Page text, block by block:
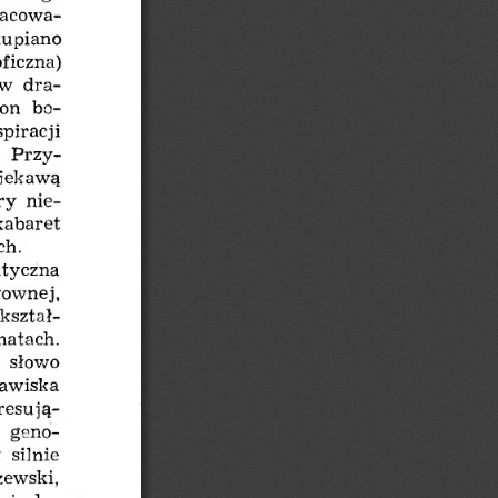
dra­
bo­
Przy­
nie­
geno-
silnie